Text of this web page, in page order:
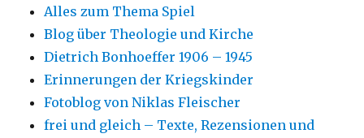
Alles zum Thema Spiel
Blog über Theologie und Kirche
Dietrich Bonhoeffer 1906 – 1945
Erinnerungen der Kriegskinder
Fotoblog von Niklas Fleischer
frei und gleich – Texte, Rezensionen und